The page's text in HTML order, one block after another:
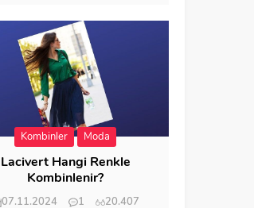
Kombinler Moda
Lacivert Hangi Renkle
Kombinlenir?
07.11.2024 1 20.407